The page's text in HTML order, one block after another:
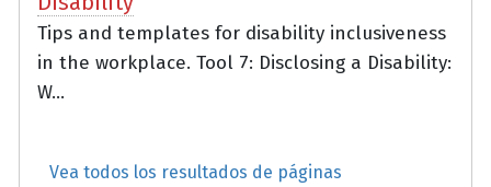
Tips and templates for disability inclusiveness
in the workplace. Tool 7: Disclosing a Disability:
W...
Vea todos los resultados de páginas